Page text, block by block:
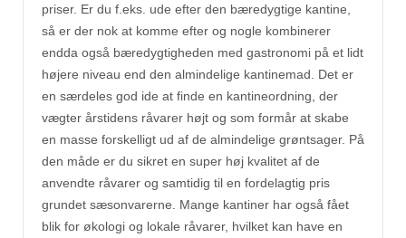
priser. Er du f.eks. ude efter den bæredygtige kantine,
så er der nok at komme efter og nogle kombinerer
endda også bæredygtigheden med gastronomi på et lidt
højere niveau end den almindelige kantinemad. Det er
en særdeles god ide at finde en kantineordning, der
vægter årstidens råvarer højt og som formår at skabe
en masse forskelligt ud af de almindelige grøntsager. På
den måde er du sikret en super høj kvalitet af de
anvendte råvarer og samtidig til en fordelagtig pris
grundet sæsonvarerne. Mange kantiner har også fået
blik for økologi og lokale råvarer, hvilket kan have en